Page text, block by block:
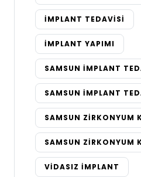
IMPLANT TEDAVISI
IMPLANT YAPIMI
SAMSUN IMPLANT
SAMSUN IMPLANT
SAMSUN ZIRKONYUM
SAMSUN ZIRKONYUM
VIDASIZ IMPLANT